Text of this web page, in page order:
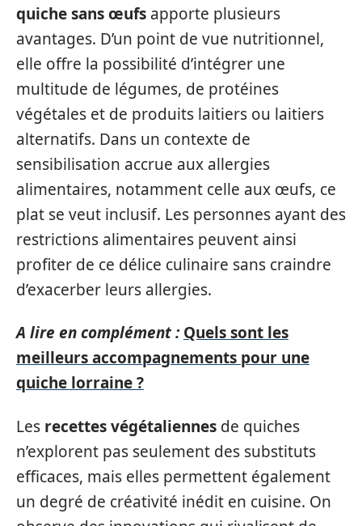
quiche sans œufs apporte plusieurs
avantages. D’un point de vue nutritionnel,
elle offre la possibilité d’intégrer une
multitude de légumes, de protéines
végétales et de produits laitiers ou laitiers
alternatifs. Dans un contexte de
sensibilisation accrue aux allergies
alimentaires, notamment celle aux œufs, ce
plat se veut inclusif. Les personnes ayant des
restrictions alimentaires peuvent ainsi
profiter de ce délice culinaire sans craindre
d’exacerber leurs allergies.
A lire en complément : Quels sont les
meilleurs accompagnements pour une
quiche lorraine ?
Les recettes végétaliennes de quiches
n’explorent pas seulement des substituts
efficaces, mais elles permettent également
un degré de créativité inédit en cuisine. On